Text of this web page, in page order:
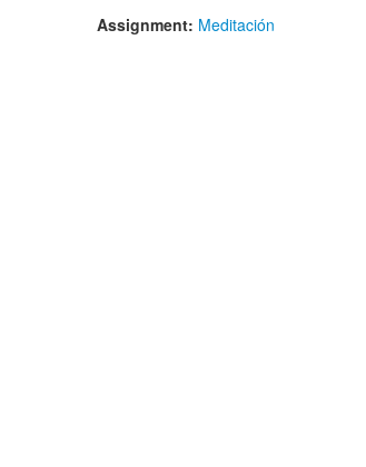
Assignment: Meditación